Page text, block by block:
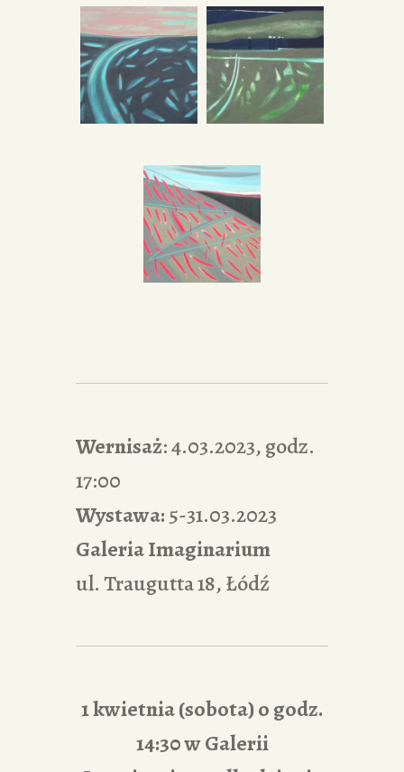
Wernisaż: 4.03.2023, godz.
17:00
Wystawa:5-31.03.2023
Galeria Imaginarium
ul. Traugutta 18, Łódź
1 kwietnia (sobota) o godz.
14:30 w Galerii